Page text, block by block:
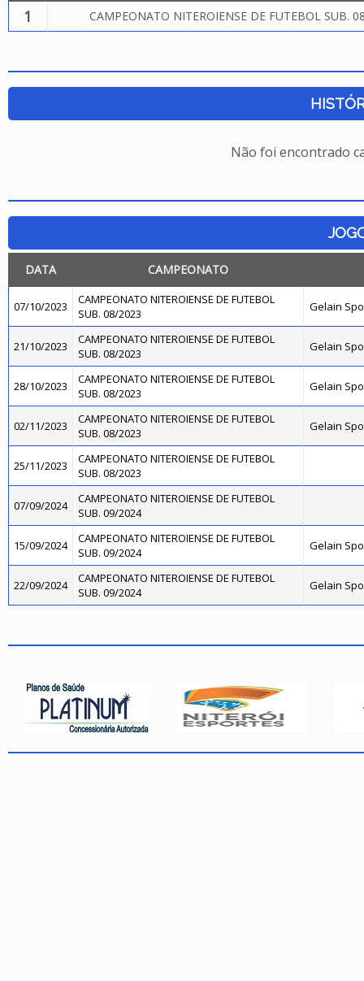
1 CAMPEONATO NITEROIENSE DE FUTEBOL SUB.
Não foi encontrado
DATA CAMPEONATO
07/10/2023
CAMPEONATO NITEROIENSE DE FUTEBOL
SUB. 08/2023
Gelain
21/10/2023
CAMPEONATO NITEROIENSE DE FUTEBOL
SUB. 08/2023
Gelain
28/10/2023
CAMPEONATO NITEROIENSE DE FUTEBOL
SUB. 08/2023
Gelain
02/11/2023
CAMPEONATO NITEROIENSE DE FUTEBOL
SUB. 08/2023
Gelain
25/11/2023
CAMPEONATO NITEROIENSE DE FUTEBOL
SUB. 08/2023
07/09/2024
CAMPEONATO NITEROIENSE DE FUTEBOL
SUB. 09/2024
15/09/2024
CAMPEONATO NITEROIENSE DE FUTEBOL
SUB. 09/2024
Gelain
22/09/2024
CAMPEONATO NITEROIENSE DE FUTEBOL
SUB. 09/2024
Gelain